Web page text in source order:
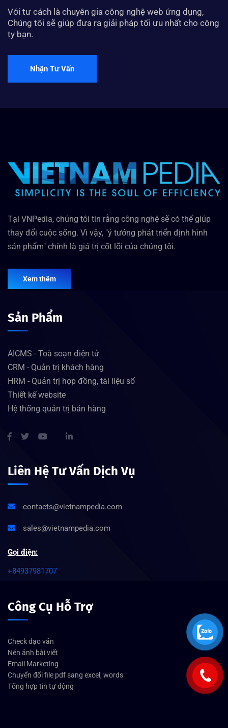
Với tư cách là chuyên gia công nghệ web ứng dụng,
Chúng tôi sẽ giúp đưa ra giải pháp tối ưu nhất cho công
ty bạn.
Nhận Tư Vấn
Tại VNPedia, chúng tôi tin rằng công nghệ sẽ có thể giúp
thay đổi cuộc sống. Vì vậy, "ý tưởng phát triển định hình
sản phẩm" chính là giá trị cốt lõi của chúng tôi.
Xem thêm
Sản Phẩm
AICMS - Toà soạn điện tử
CRM - Quản trị khách hàng
HRM - Quản trị hợp đồng, tài liệu số
Thiết kế website
Hệ thống quản trị bán hàng
Liên Hệ Tư Vấn Dịch Vụ
contacts@vietnampedia.com
sales@vietnampedia.com
Gọi điện:
+84937981707
Công Cụ Hỗ Trợ
Check đạo văn
Nén ảnh bài viết
Email Marketing
Chuyển đổi file pdf sang excel, words
Tổng hợp tin tự động